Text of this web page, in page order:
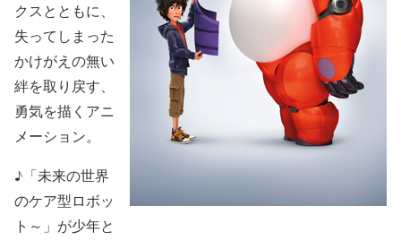
クスとともに、
失ってしまった
かけがえの無い
絆を取り戻す、
勇気を描くアニ
メーション。
♪「未来の世界
のケア型ロボッ
ト～」が少年と